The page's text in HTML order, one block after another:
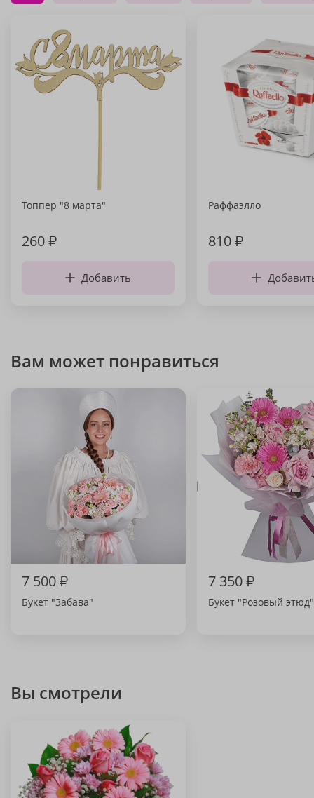
Топпер "8 марта"
260₽
Добавить
Раффаэлло
810₽
Вам может понравиться
7 500₽
Букет "Забава"
7 350₽
Букет "Розовый этюд"
Вы смотрели